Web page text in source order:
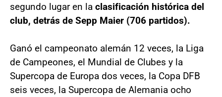
segundo lugar en la clasificación histórica del
club, detrás de Sepp Maier (706 partidos).
Ganó el campeonato alemán 12 veces, la Liga
de Campeones, el Mundial de Clubes y la
Supercopa de Europa dos veces, la Copa DFB
seis veces, la Supercopa de Alemania ocho